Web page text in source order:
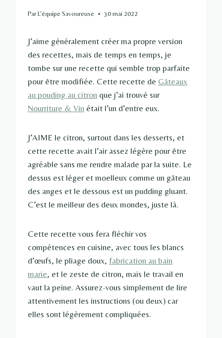
ParL'équipe Savoureuse 30 mai 2022
J’aime généralement créer ma propre version
des recettes, mais de temps en temps, je
tombe sur une recette qui semble trop parfaite
pour être modifiée. Cette recette de Gâteaux
au pouding au citron que j’ai trouvé sur
Nourriture & Vin était l’un d’entre eux.
J’AIME le citron, surtout dans les desserts, et
cette recette avait l’air assez légère pour être
agréable sans me rendre malade par la suite. Le
dessus est léger et moelleux comme un gâteau
des anges et le dessous est un pudding gluant.
C’est le meilleur des deux mondes, juste là.
Cette recette vous fera fléchir vos
compétences en cuisine, avec tous les blancs
d’œufs, le pliage doux, fabrication au bain
marie, et le zeste de citron, mais le travail en
vaut la peine. Assurez-vous simplement de lire
attentivement les instructions (ou deux) car
elles sont légèrement compliquées.